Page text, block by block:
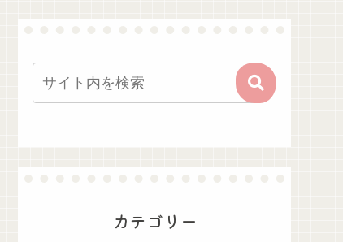
カテゴリー